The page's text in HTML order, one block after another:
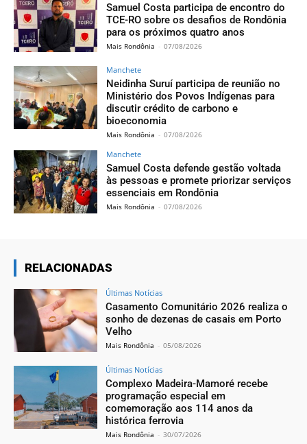
Samuel Costa participa de encontro do
TCE-RO sobre os desafios de Rondônia
para os próximos quatro anos
Mais Rondônia - 07/08/2026
Manchete
Neidinha Suruí participa de reunião no
Ministério dos Povos Indígenas para
discutir crédito de carbono e
bioeconomia
Mais Rondônia - 07/08/2026
Manchete
Samuel Costa defende gestão voltada
às pessoas e promete priorizar serviços
essenciais em Rondônia
Mais Rondônia - 07/08/2026
RELACIONADAS
Últimas Notícias
Casamento Comunitário 2026 realiza o
sonho de dezenas de casais em Porto
Velho
Mais Rondônia - 05/08/2026
Últimas Notícias
Complexo Madeira-Mamoré recebe
programação especial em
comemoração aos 114 anos da
histórica ferrovia
Mais Rondônia - 30/07/2026